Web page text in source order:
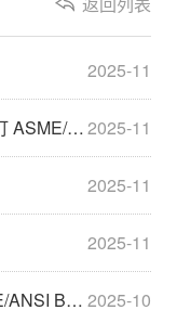
2025-11
2025-11
B18.6.3
2025-11
2025-11
2025-10
B18.6.3